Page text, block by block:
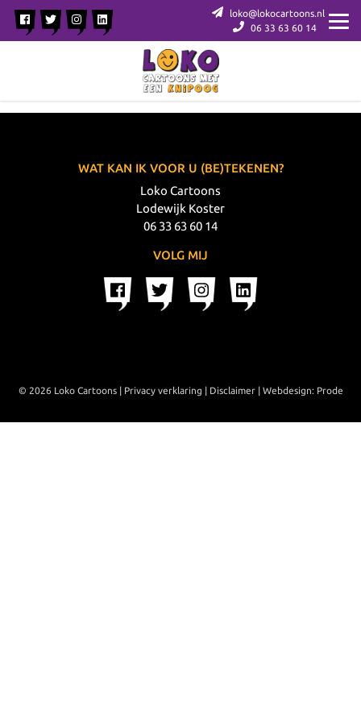
loko@lokocartoons.nl
06 33 63 60 14
WAT KAN IK VOOR U (BE)TEKENEN?
Loko Cartoons
Lodewijk Koster
06 33 63 60 14
VOLG MIJ
© 2026 Loko Cartoons | Privacy verklaring | Disclaimer| Webdesign: Prode